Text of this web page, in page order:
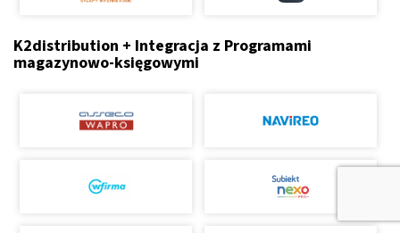
K2distribution + Integracja z Programami
magazynowo-księgowymi